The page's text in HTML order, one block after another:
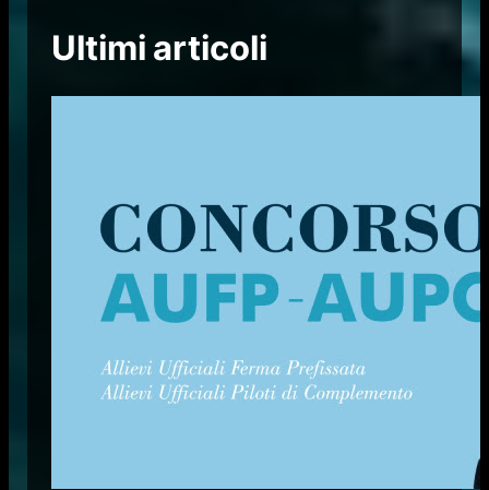
Ultimi articoli